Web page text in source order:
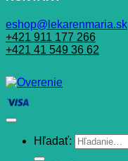
eshop@lekarenmaria.sk
+421 911 177 266
+421 41 549 36 62
Hľadať: